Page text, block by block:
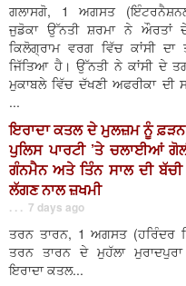
ਗਲਾਸਗੋ, 1 ਅਗਸਤ
ਜੁਡੋਕਾ ਉੱਨਤੀ ਸ਼ਰਮਾ ਨੇ ਔਰਤਾਂ
ਕਿਲੋਗ੍ਰਾਮ ਵਰਗ ਵਿੱਚ ਕਾਂਸੀ ਦਾ
ਜਿੱਤਿਆ ਹੈ। ਉੱਨਤੀ ਨੇ ਕਾਂਸੀ ਦੇ
ਮੁਕਾਬਲੇ ਵਿੱਚ ਦੱਖਣੀ ਅਫਰੀਕਾ ਦੀ
...
ਇਰਾਦਾ ਕਤਲ ਦੇ ਮੁਲਜ਼ਮ ਨੂੰ
ਪੁਲਿਸ ਪਾਰਟੀ ’ਤੇ ਚਲਾਈਆਂ
ਗੰਨਮੈਨ ਅਤੇ ਤਿੰਨ ਸਾਲ ਦੀ ਬੱਚੀ
ਲੱਗਣ ਨਾਲ ਜ਼ਖਮੀ
. . . 7 days ago
ਤਰਨ ਤਾਰਨ, 1 ਅਗਸਤ (ਹਰਿੰਦਰ
ਤਰਨ ਤਾਰਨ ਦੇ ਮੁਹੱਲਾ
ਇਰਾਦਾ ਕਤਲ...